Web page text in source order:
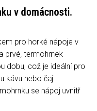
v domácnosti.
pro horké nápoje v
prvé, termohrnek
dobu, což je ideální pro
kávu nebo čaj
se nápoj uvnitř